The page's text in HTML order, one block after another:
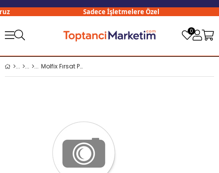
Sadece İşletmelere Özel
0
Molfix Fırsat Paketi 5 Numara 48 Adetli